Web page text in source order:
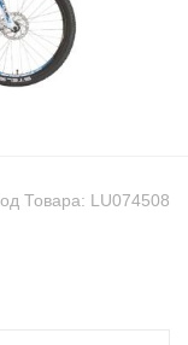
Товара: LU074508